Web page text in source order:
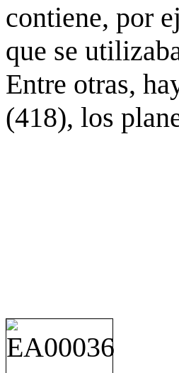
contiene, por
que se
Entre otras,
(418), los